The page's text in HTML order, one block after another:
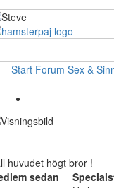
Start Forum Sex &
huvudet högt bror !
sedan